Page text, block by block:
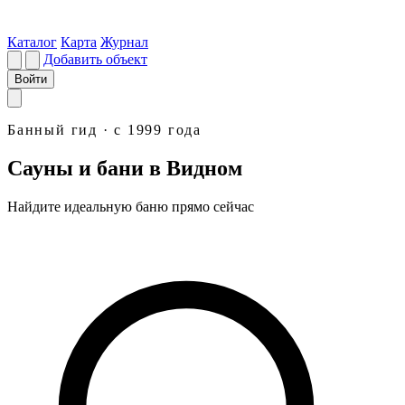
Каталог Карта Журнал
Добавить объект
Войти
Банный гид · с 1999 года
Сауны и бани в Видном
Найдите идеальную баню прямо сейчас